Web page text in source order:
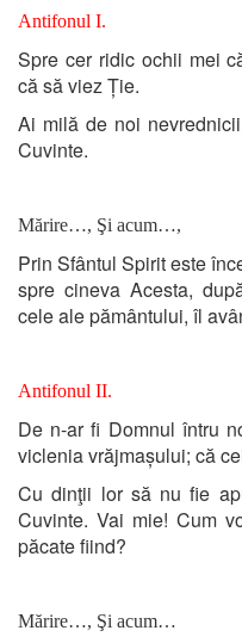
Antifonul I.
Spre cer ridic ochii mei
că să viez Ție.
Ai milă de noi
Cuvinte.
Mărire…, Şi acum…,
Prin Sfântul Spirit este
spre cineva Acesta,
cele ale pământului, îl
Antifonul II.
De n-ar fi Domnul întru
viclenia vrăjmașului; că
Cu dinţii lor să nu fie
Cuvinte. Vai mie! Cum
păcate fiind?
Mărire…, Şi acum…